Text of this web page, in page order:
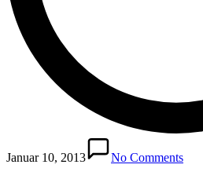
Januar 10, 2013 No Comments